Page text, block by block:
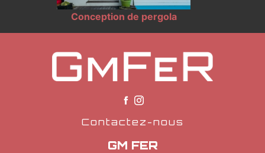
Conception de pergola
Contactez-nous
GM FER